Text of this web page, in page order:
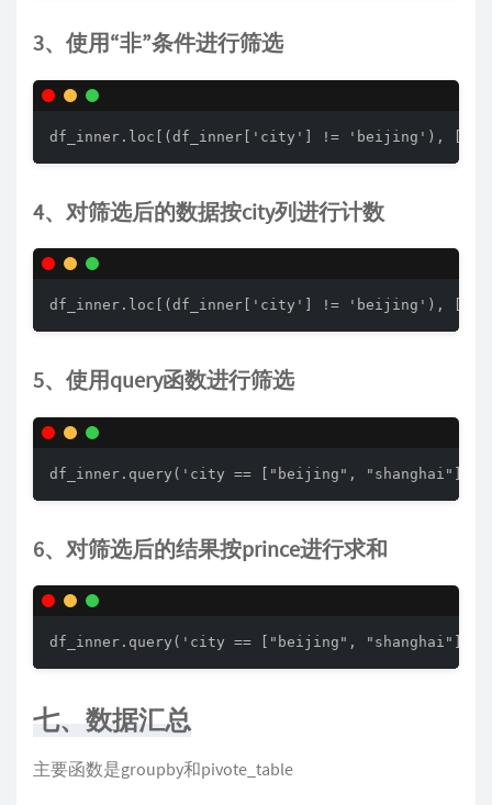
3、使用“非”条件进行筛选
df_inner.loc[(df_inner['city'] != 'beijing'),
4、对筛选后的数据按city列进行计数
df_inner.loc[(df_inner['city'] != 'beijing'),
5、使用query函数进行筛选
df_inner.query('city == ["beijing", "shanghai"]')
6、对筛选后的结果按prince进行求和
df_inner.query('city == ["beijing",
七、数据汇总
主要函数是groupby和pivote_table